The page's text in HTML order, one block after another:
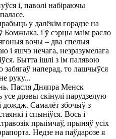
і, паволі набіраючы
у далёкім горадзе на
Бомжыка, і ў сэрцы маім расло
вочы – два спелыя
і яшчэ нечага, незразумелага
Бытта ішлі з ім палявою
забягаў наперад, то лашчыўся
руку...
Пасля Дняпра Менск
дрэвы скінулі парудзелую
дождж. Самалёт збочыў з
і спыніўся. Вось і
прыімчаў, прыняў усіх
Недзе на паўдарозе я